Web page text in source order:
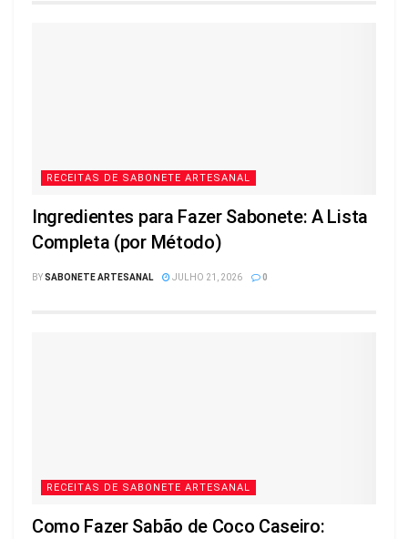
RECEITAS DE SABONETE ARTESANAL
Ingredientes para Fazer Sabonete: A Lista
Completa (por Método)
BYSABONETE ARTESANAL JULHO 21, 2026 0
RECEITAS DE SABONETE ARTESANAL
Como Fazer Sabão de Coco Caseiro: